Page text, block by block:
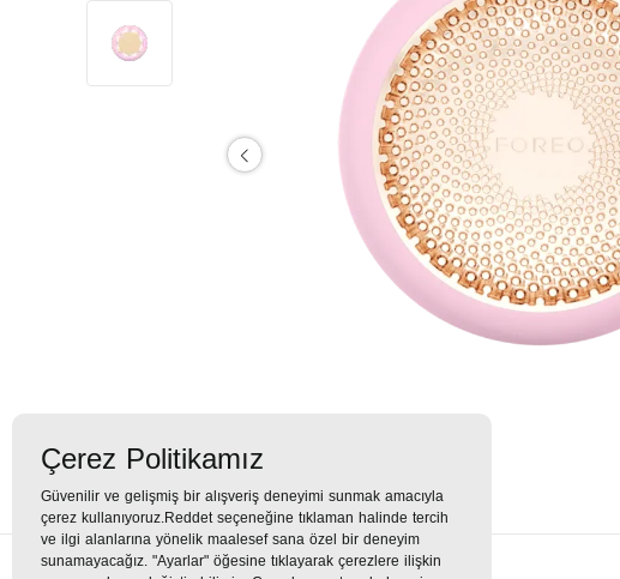
Çerez Politikamız
Güvenilir ve gelişmiş bir alışveriş deneyimi sunmak amacıyla
çerez kullanıyoruz.Reddet seçeneğine tıklaman halinde tercih
ve ilgi alanlarına yönelik maalesef sana özel bir deneyim
sunamayacağız. "Ayarlar" öğesine tıklayarak çerezlere ilişkin